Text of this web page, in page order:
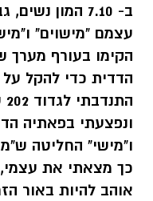
ב- 7.10 המון
עצמם "מישוים"
הקימו בעורף מערך
הדדית כדי להקל
ונפצעתי בפאתיה
ו"מישי" החליטה
כך מצאתי את
אוהב להיות באור